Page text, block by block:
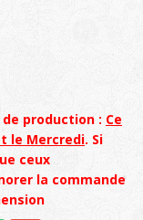
production : Ce
le Mercredi. Si
ceux
la commande